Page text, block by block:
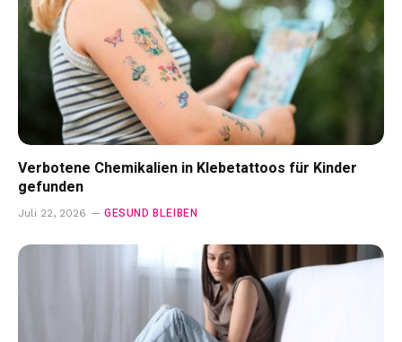
Verbotene Chemikalien in Klebetattoos für Kinder
gefunden
Juli 22, 2026 GESUND BLEIBEN